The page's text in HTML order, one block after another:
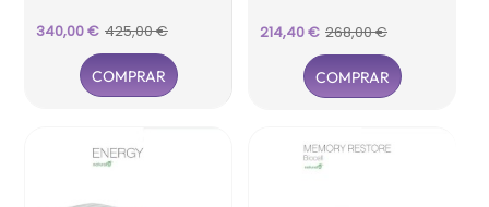
Precio
340,00 €Precio
base
425,00 €
COMPRAR
Precio
214,40 €Precio
base
268,00 €
COMPRAR